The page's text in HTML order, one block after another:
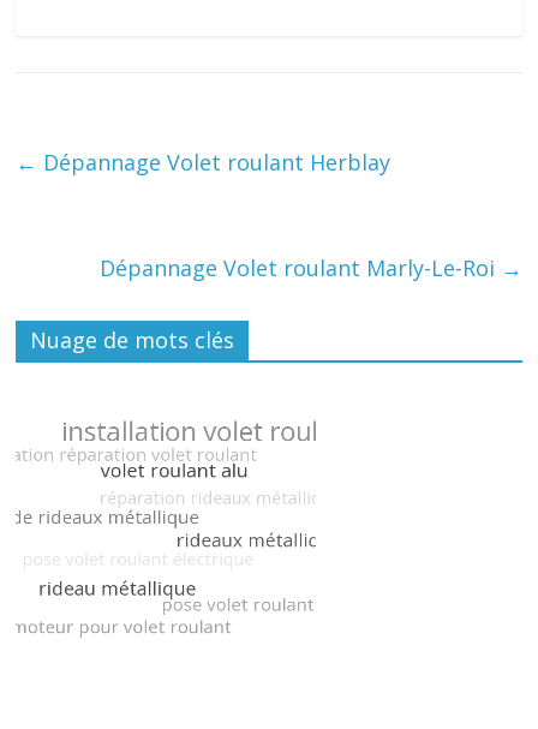
← Dépannage Volet roulant Herblay
Dépannage Volet roulant Marly-Le-Roi →
Nuage de mots clés